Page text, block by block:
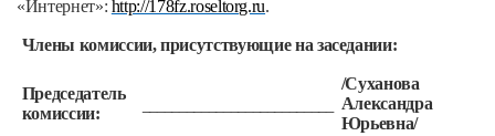
«Интернет»: http://178fz.roseltorg.ru.
Члены комиссии, присутствующие на заседании:
Председатель
комиссии:
/Суханова
Александра
Юрьевна/